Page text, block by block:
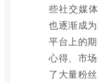
些社交媒
也逐渐成
平台上的
心得、市
了大量粉